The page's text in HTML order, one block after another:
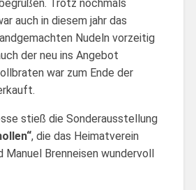
Trotz nochmals
auch in diesem jahr das
Nudeln vorzeitig
der neu ins Angebot
war zum Ende der
stieß die Sonderausstellung
, die das Heimatverein
Brenneisen wundervoll